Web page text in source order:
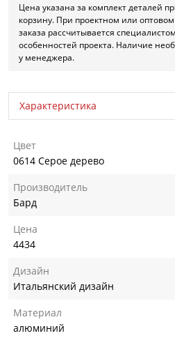
Цена указана за комплект деталей
корзину. При проектном или
заказа рассчитывается
особенностей проекта. Наличие
у менеджера.
Характеристика
Цвет
0614 Серое дерево
Производитель
Бард
Цена
4434
Дизайн
Итальянский дизайн
Материал
алюминий